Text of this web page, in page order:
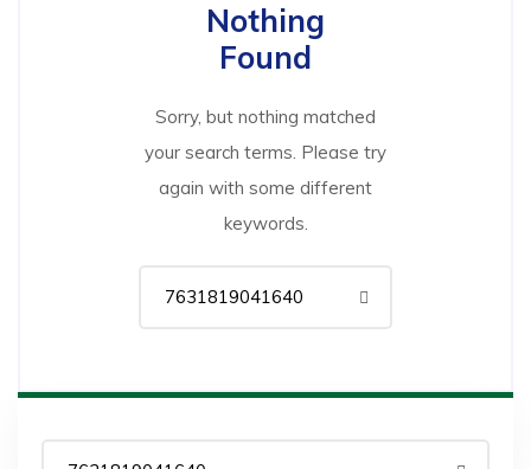
Nothing
Found
Sorry, but nothing matched
your search terms. Please try
again with some different
keywords.